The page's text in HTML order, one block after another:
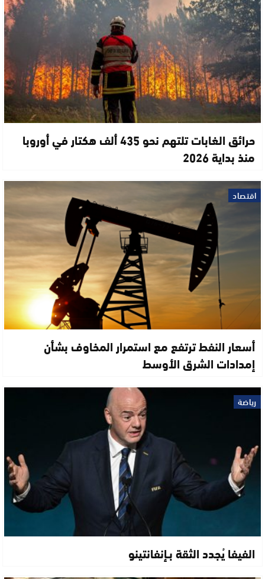
حرائق الغابات تلتهم نحو 435 ألف هكتار في أوروبا
منذ بداية 2026
اقتصاد
أسعار النفط ترتفع مع استمرار المخاوف بشأن
إمدادات الشرق الأوسط
رياضة
الفيفا يُجدد الثقة بـإنفانتينو